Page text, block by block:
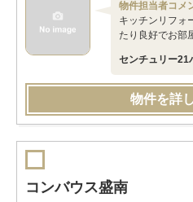
物件担当者コメ
キッチンリフォ
たり良好でお部
センチュリー21
物件を詳
コンバウス盛南